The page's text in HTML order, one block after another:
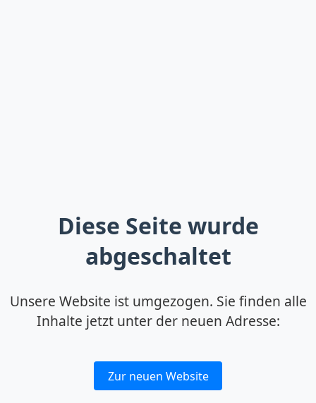
Diese Seite wurde
abgeschaltet
Unsere Website ist umgezogen. Sie finden alle
Inhalte jetzt unter der neuen Adresse:
Zur neuen Website